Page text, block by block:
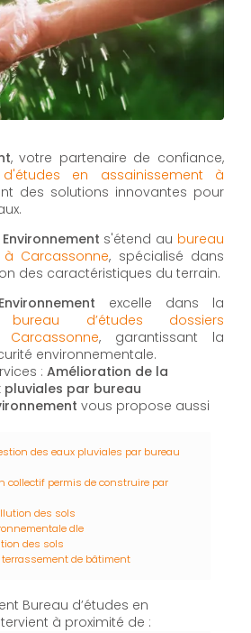
, votre partenaire de confiance,
en assainissement à
des solutions innovantes pour
Environnement s'étend au bureau
Carcassonne, spécialisé dans
des caractéristiques du terrain.
excelle dans la
bureau d’études dossiers
, garantissant la
environnementale.
: Amélioration de la
pluviales par bureau
vous propose aussi
des eaux pluviales par bureau
collectif permis de construire par
des sols
dle
des sols
terrassement de bâtiment
Bureau d’études en
à proximité de :